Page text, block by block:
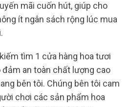
mãi cuốn hút, giúp cho
ít ngân sách rộng lúc mua
tìm 1 cửa hàng hoa tươi
đảm an toàn chất lượng cao
bên tôi. Chúng bên tôi cam
chơi các sản phẩm hoa